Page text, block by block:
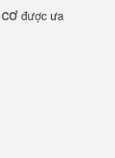
được ưa